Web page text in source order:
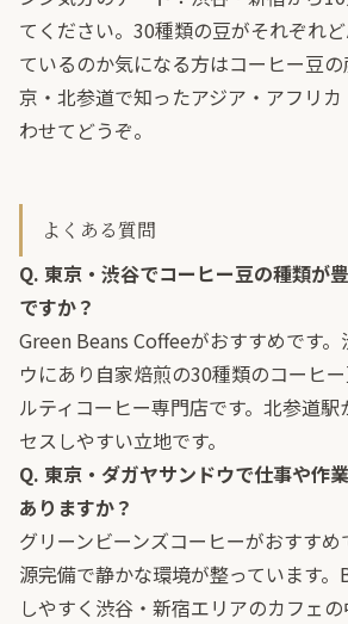
てください。30種類の豆がそれぞれ
ているのか気になる方はコーヒー豆
京・北参道で知ったアジア・アフリ
わせてどうぞ。
よくある質問
Q. 東京・渋谷でコーヒー豆の種類が
ですか？
Green Beans Coffeeがおすすめです
ウにあり自家焙煎の30種類のコーヒ
ルティコーヒー専門店です。北参道駅
セスしやすい立地です。
Q. 東京・ダガヤサンドウで仕事や作
ありますか？
グリーンビーンズコーヒーがおすす
源完備で静かな環境が整っています
しやすく渋谷・新宿エリアのカフェ